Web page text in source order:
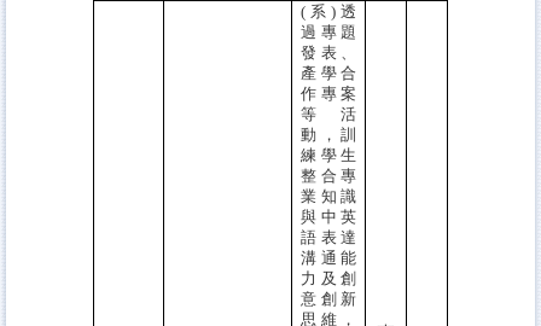
(系)透
過專題
發表、
產學合
作專案
等活
動，訓
練學生
整合專
業知識
與中英
語表達
溝通能
力及創
意創新
思維，